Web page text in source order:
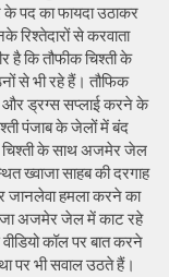
पद का फायदा उठाकर
रिश्तेदारों से करवाता
है कि तौफीक चिश्ती के
से भी रहे हैं। तौफिक
और ड्रग्स सप्लाई करने के
पंजाब के जेलों में बंद
चिश्ती के साथ अजमेर जेल
ख्वाजा साहब की दरगाह
जानलेवा हमला करने का
अजमेर जेल में काट रहे
कॉल पर बात करने
पर भी सवाल उठते हैं।